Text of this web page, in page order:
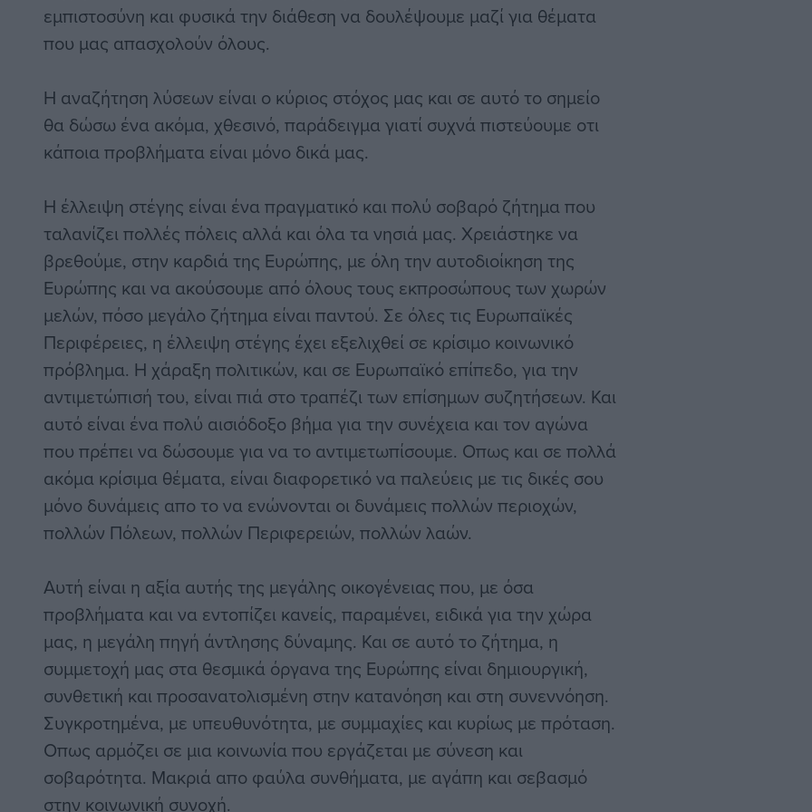
εμπιστοσύνη και φυσικά την διάθεση να δουλέψουμε μαζί για θέματα
που μας απασχολούν όλους.
Η αναζήτηση λύσεων είναι ο κύριος στόχος μας και σε αυτό το σημείο
θα δώσω ένα ακόμα, χθεσινό, παράδειγμα γιατί συχνά πιστεύουμε οτι
κάποια προβλήματα είναι μόνο δικά μας.
Η έλλειψη στέγης είναι ένα πραγματικό και πολύ σοβαρό ζήτημα που
ταλανίζει πολλές πόλεις αλλά και όλα τα νησιά μας. Χρειάστηκε να
βρεθούμε, στην καρδιά της Ευρώπης, με όλη την αυτοδιοίκηση της
Ευρώπης και να ακούσουμε από όλους τους εκπροσώπους των χωρών
μελών, πόσο μεγάλο ζήτημα είναι παντού. Σε όλες τις Ευρωπαϊκές
Περιφέρειες, η έλλειψη στέγης έχει εξελιχθεί σε κρίσιμο κοινωνικό
πρόβλημα. Η χάραξη πολιτικών, και σε Ευρωπαϊκό επίπεδο, για την
αντιμετώπισή του, είναι πιά στο τραπέζι των επίσημων συζητήσεων. Και
αυτό είναι ένα πολύ αισιόδοξο βήμα για την συνέχεια και τον αγώνα
που πρέπει να δώσουμε για να το αντιμετωπίσουμε. Οπως και σε πολλά
ακόμα κρίσιμα θέματα, είναι διαφορετικό να παλεύεις με τις δικές σου
μόνο δυνάμεις απο το να ενώνονται οι δυνάμεις πολλών περιοχών,
πολλών Πόλεων, πολλών Περιφερειών, πολλών λαών.
Αυτή είναι η αξία αυτής της μεγάλης οικογένειας που, με όσα
προβλήματα και να εντοπίζει κανείς, παραμένει, ειδικά για την χώρα
μας, η μεγάλη πηγή άντλησης δύναμης. Και σε αυτό το ζήτημα, η
συμμετοχή μας στα θεσμικά όργανα της Ευρώπης είναι δημιουργική,
συνθετική και προσανατολισμένη στην κατανόηση και στη συνεννόηση.
Συγκροτημένα, με υπευθυνότητα, με συμμαχίες και κυρίως με πρόταση.
Οπως αρμόζει σε μια κοινωνία που εργάζεται με σύνεση και
σοβαρότητα. Μακριά απο φαύλα συνθήματα, με αγάπη και σεβασμό
στην κοινωνική συνοχή.